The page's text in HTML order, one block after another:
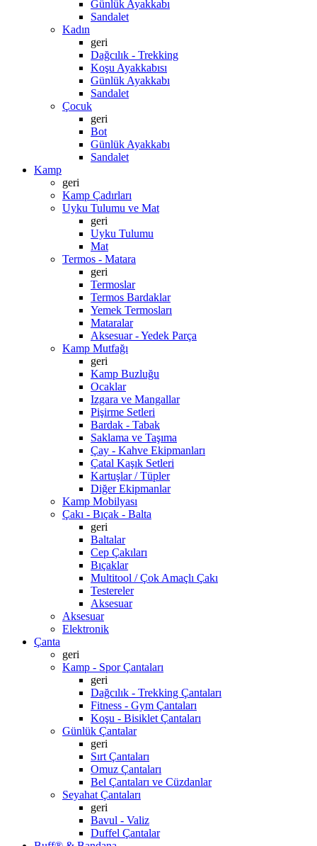
Günlük Ayakkabı
Sandalet
Kadın
geri
Dağcılık - Trekking
Koşu Ayakkabısı
Günlük Ayakkabı
Sandalet
Çocuk
geri
Bot
Günlük Ayakkabı
Sandalet
Kamp
geri
Kamp Çadırları
Uyku Tulumu ve Mat
geri
Uyku Tulumu
Mat
Termos - Matara
geri
Termoslar
Termos Bardaklar
Yemek Termosları
Mataralar
Aksesuar - Yedek Parça
Kamp Mutfağı
geri
Kamp Buzluğu
Ocaklar
Izgara ve Mangallar
Pişirme Setleri
Bardak - Tabak
Saklama ve Taşıma
Çay - Kahve Ekipmanları
Çatal Kaşık Setleri
Kartuşlar / Tüpler
Diğer Ekipmanlar
Kamp Mobilyası
Çakı - Bıçak - Balta
geri
Baltalar
Cep Çakıları
Bıçaklar
Multitool / Çok Amaçlı Çakı
Testereler
Aksesuar
Aksesuar
Elektronik
Çanta
geri
Kamp - Spor Çantaları
geri
Dağcılık - Trekking Çantaları
Fitness - Gym Çantaları
Koşu - Bisiklet Çantaları
Günlük Çantalar
geri
Sırt Çantaları
Omuz Çantaları
Bel Çantaları ve Cüzdanlar
Seyahat Çantaları
geri
Bavul - Valiz
Duffel Çantalar